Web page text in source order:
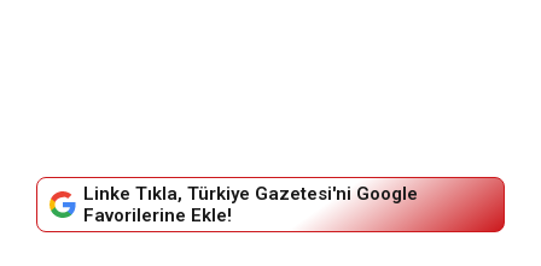
Linke Tıkla, Türkiye Gazetesi'ni Google
Favorilerine Ekle!